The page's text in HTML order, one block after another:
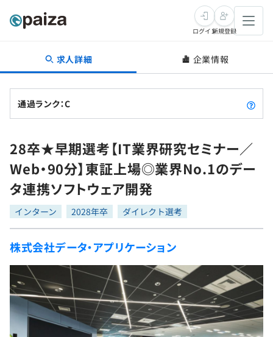
転職・キャリア
転職成功ガイド
転職エージェント
インタビュー
転職成功ガイド
新卒就活
求人検索
本選考
インターン
新卒エージェント
イベント・セミナー
インタビュー
学習
問題集
4択課題
ナレッジ
リファレンス
プログラミング言語
評価結果一覧
再チャレンジ結果一覧
ゲーム・マンガ
Tech Team Journal
paiza times
note
paizaとは？
ログイン新規登録
求人詳細 企業情報
通過ランク：C
28卒★早期選考【IT業界研究セミナー／
Web・90分】東証上場◎業界No.1のデー
タ連携ソフトウェア開発
インターン 2028年卒 ダイレクト選考
株式会社データ・アプリケーション